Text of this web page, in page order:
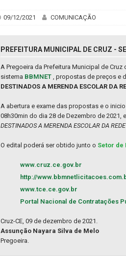
09/12/2021 COMUNICAÇÃO
PREFEITURA MUNICIPAL DE CRUZ -
A Pregoeira da Prefeitura Municipal de
sistema BBMNET , propostas de preços e
DESTINADOS A MERENDA ESCOLAR DA
A abertura e exame das propostas e o
08h30min do dia 28 de Dezembro de
DESTINADOS A MERENDA ESCOLAR DA
O edital poderá ser obtido junto o Setor de
www.cruz.ce.gov.br
http://
www.tce.ce.gov.br
Portal Nacional de Contratações
Cruz-CE, 09 de dezembro de 2021.
Assunção Nayara Silva de Melo
Pregoeira.